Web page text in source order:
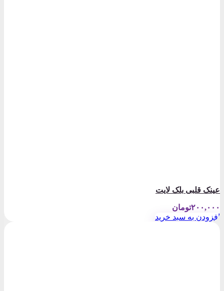
عینک قلبی بلک لایت
۲۰۰,۰۰۰تومان
افزودن به سبد خرید